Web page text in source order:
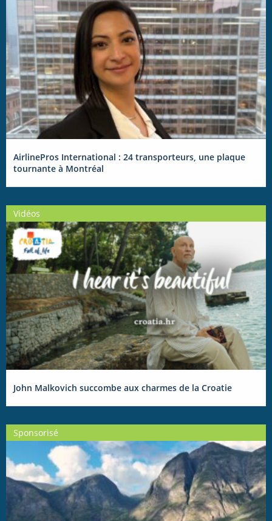
AirlinePros International : 24 transporteurs, une plaque
tournante à Montréal
Vidéos
John Malkovich succombe aux charmes de la Croatie
Sponsorisé